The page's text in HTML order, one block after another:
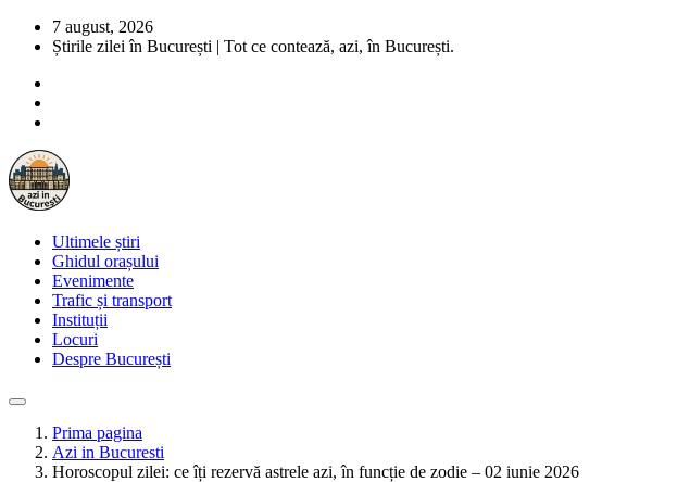
7 august, 2026
Știrile zilei în București | Tot ce contează, azi, în București.
Ultimele știri
Ghidul orașului
Evenimente
Trafic și transport
Instituții
Locuri
Despre București
Prima pagina
Azi in Bucuresti
Horoscopul zilei: ce îți rezervă astrele azi, în funcție de zodie – 02 iunie 2026